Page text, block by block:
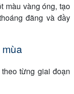
màu vàng óng, tạo
đãng và đầy
từng giai đoạn